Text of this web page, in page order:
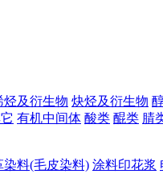
烃及衍生物 炔烃及衍生物
有机中间体 酸类 醌类 腈
染料(毛皮染料) 涂料印花浆